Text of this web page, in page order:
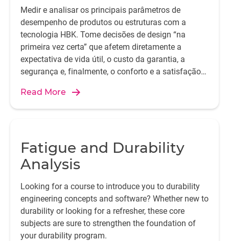
Medir e analisar os principais parâmetros de
desempenho de produtos ou estruturas com a
tecnologia HBK. Tome decisões de design “na
primeira vez certa” que afetem diretamente a
expectativa de vida útil, o custo da garantia, a
segurança e, finalmente, o conforto e a satisfação
Read More
Fatigue and Durability
Analysis
Looking for a course to introduce you to durability
engineering concepts and software? Whether new to
durability or looking for a refresher, these core
subjects are sure to strengthen the foundation of
your durability program.